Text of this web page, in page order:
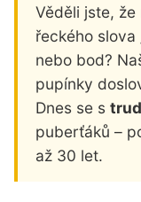
Věděli jste,
řeckého slova
nebo bod?
pupínky
Dnes se s
puberťáků –
až 30 let.